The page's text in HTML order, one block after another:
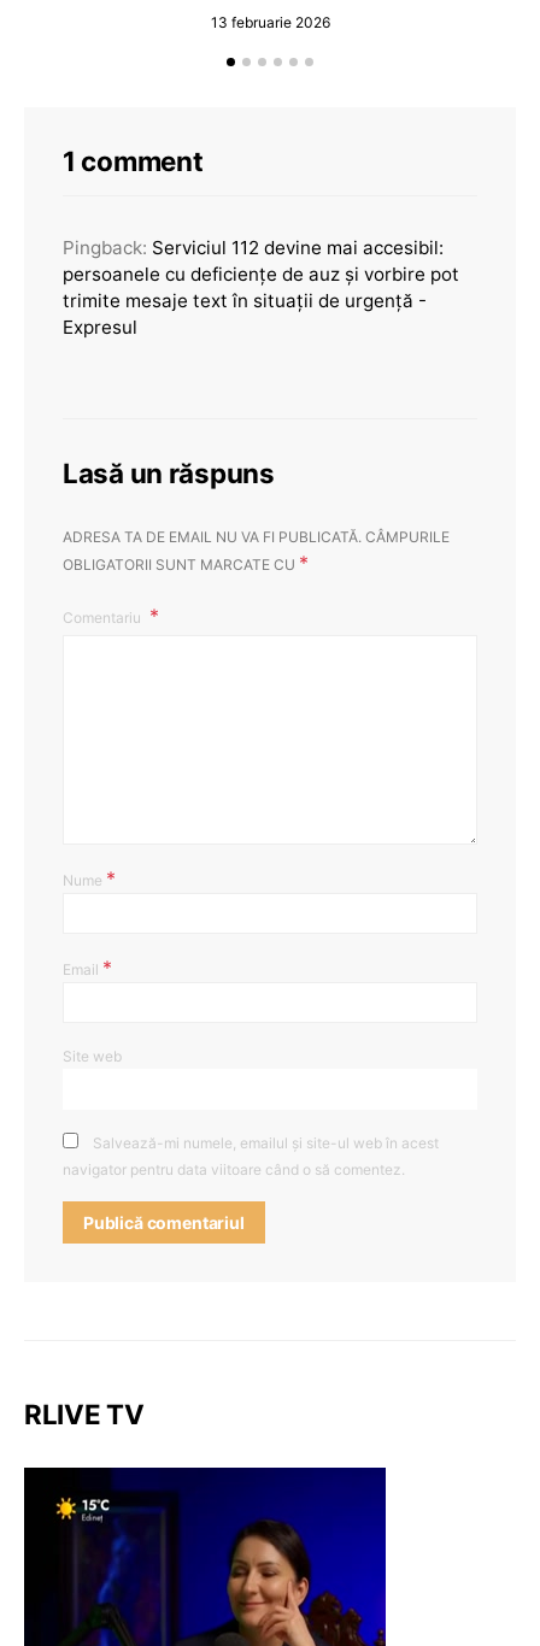
13 februarie 2026
1 comment
Pingback: Serviciul 112 devine mai accesibil:
persoanele cu deficiențe de auz și vorbire pot
trimite mesaje text în situații de urgență -
Expresul
Lasă un răspuns
ADRESA TA DE EMAIL NU VA FI PUBLICATĂ. CÂMPURILE
OBLIGATORII SUNT MARCATE CU *
Comentariu
Nume *
Email *
Site web
Salvează-mi numele, emailul și site-ul web în acest
navigator pentru data viitoare când o să comentez.
RLIVE TV